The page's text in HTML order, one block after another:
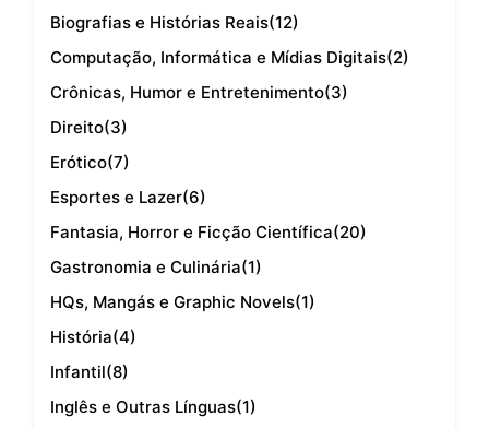
Biografias e Histórias Reais(12)
Computação, Informática e Mídias Digitais(2)
Crônicas, Humor e Entretenimento(3)
Direito(3)
Erótico(7)
Esportes e Lazer(6)
Fantasia, Horror e Ficção Científica(20)
Gastronomia e Culinária(1)
HQs, Mangás e Graphic Novels(1)
História(4)
Infantil(8)
Inglês e Outras Línguas(1)